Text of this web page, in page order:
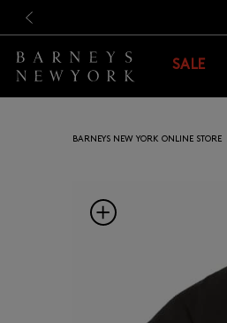
SALE
BARNEYS NEW YORK ONLINE STORE